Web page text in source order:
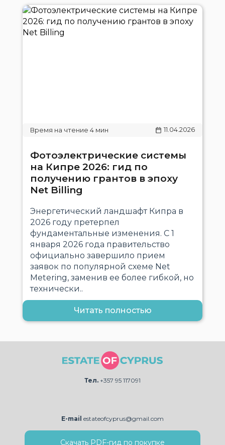
11.04.2026
Фотоэлектрические системы
на Кипре 2026: гид по
получению грантов в эпоху
Net Billing
Энергетический ландшафт Кипра в
2026 году претерпел
фундаментальные изменения. С 1
января 2026 года правительство
официально завершило прием
заявок по популярной схеме Net
Metering, заменив ее более гибкой, но
технически..
Читать полностью
Тел. +357 95 117091
E-mail estateofcyprus@gmail.com
Скачать PDF-гид по покупке